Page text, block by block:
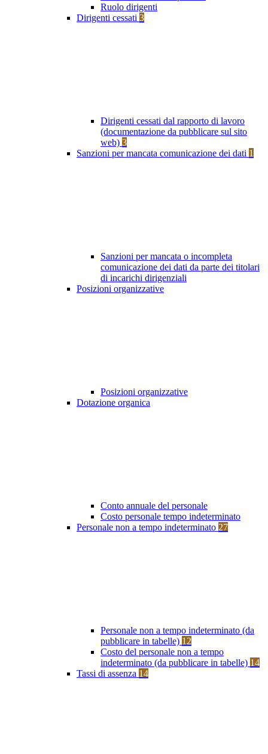
Ruolo dirigenti
Dirigenti cessati 3
Dirigenti cessati dal rapporto di lavoro
(documentazione da pubblicare sul sito
web) 3
Sanzioni per mancata comunicazione dei dati 1
Sanzioni per mancata o incompleta
comunicazione dei dati da parte dei titolari
di incarichi dirigenziali
Posizioni organizzative
Posizioni organizzative
Dotazione organica
Conto annuale del personale
Costo personale tempo indeterminato
Personale non a tempo indeterminato 27
Personale non a tempo indeterminato (da
pubblicare in tabelle) 12
Costo del personale non a tempo
indeterminato (da pubblicare in tabelle) 14
Tassi di assenza 14